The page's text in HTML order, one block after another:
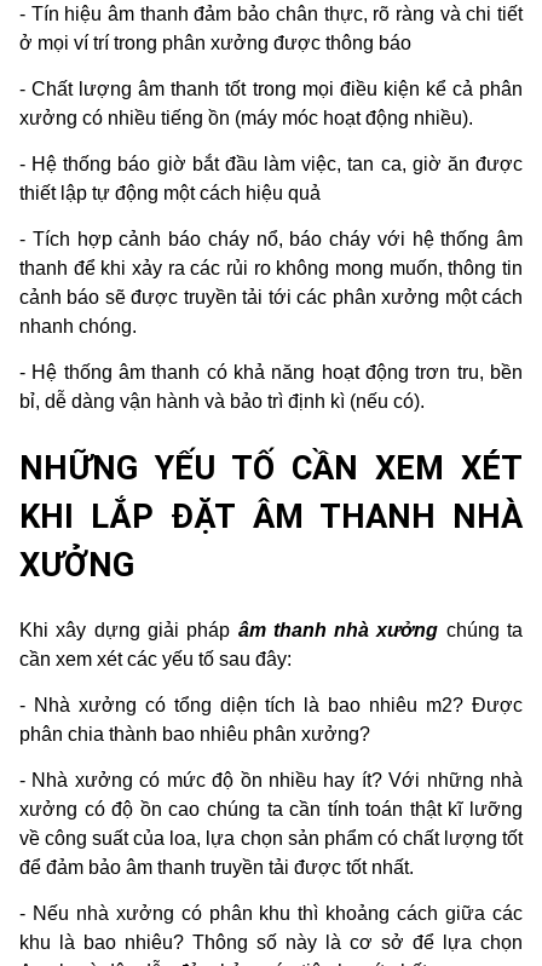
- Tín hiệu âm thanh đảm bảo chân thực, rõ ràng và chi tiết
ở mọi ví trí trong phân xưởng được thông báo
- Chất lượng âm thanh tốt trong mọi điều kiện kể cả phân
xưởng có nhiều tiếng ồn (máy móc hoạt động nhiều).
- Hệ thống báo giờ bắt đầu làm việc, tan ca, giờ ăn được
thiết lập tự động một cách hiệu quả
- Tích hợp cảnh báo cháy nổ, báo cháy với hệ thống âm
thanh để khi xảy ra các rủi ro không mong muốn, thông tin
cảnh báo sẽ được truyền tải tới các phân xưởng một cách
nhanh chóng.
- Hệ thống âm thanh có khả năng hoạt động trơn tru, bền
bỉ, dễ dàng vận hành và bảo trì định kì (nếu có).
NHỮNG YẾU TỐ CẦN XEM XÉT
KHI LẮP ĐẶT ÂM THANH NHÀ
XƯỞNG
Khi xây dựng giải pháp âm thanh nhà xưởng chúng ta
cần xem xét các yếu tố sau đây:
- Nhà xưởng có tổng diện tích là bao nhiêu m2? Được
phân chia thành bao nhiêu phân xưởng?
- Nhà xưởng có mức độ ồn nhiều hay ít? Với những nhà
xưởng có độ ồn cao chúng ta cần tính toán thật kĩ lưỡng
về công suất của loa, lựa chọn sản phẩm có chất lượng tốt
để đảm bảo âm thanh truyền tải được tốt nhất.
- Nếu nhà xưởng có phân khu thì khoảng cách giữa các
khu là bao nhiêu? Thông số này là cơ sở để lựa chọn